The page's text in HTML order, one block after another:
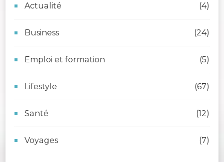
Actualité (4)
Business (24)
Emploi et formation (5)
Lifestyle (67)
Santé (12)
Voyages (7)